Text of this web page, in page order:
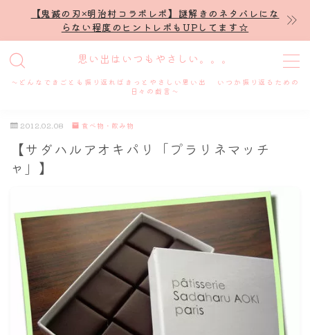
【鬼滅の刃×明治村コラボレポ】謎解きのネタバレにな
らない程度のヒントレポもUPしてます☆
思い出はいつもやさしい。。。
～どんなできごとも振り返ればきっとやさしい思い出 いつか振り返るための
日々の戯言～
MENU
プロフィール
謎解き
ホテル滞在記
舞台・ライブ
名古屋
ナナちゃん人形
2012.02.08 食べ物・飲み物
【サダハルアオキパリ「プラリネマッチ
ャ」】